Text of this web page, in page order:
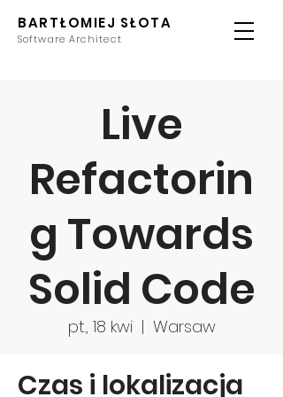
BARTŁOMIEJ SŁOTA
Software Architect
Live
Refactorin
g Towards
Solid Code
pt., 18 kwi
  |
Warsaw
Czas i lokalizacja